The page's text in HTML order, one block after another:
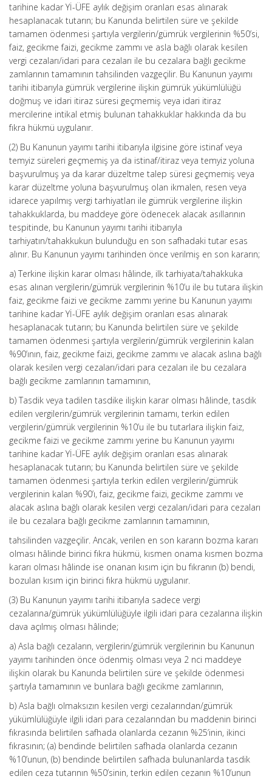
tarihine kadar Yİ-ÜFE aylık değişim oranları esas alınarak
hesaplanacak tutarın; bu Kanunda belirtilen süre ve şekilde
tamamen ödenmesi şartıyla vergilerin/gümrük vergilerinin %50’si,
faiz, gecikme faizi, gecikme zammı ve asla bağlı olarak kesilen
vergi cezaları/idari para cezaları ile bu cezalara bağlı gecikme
zamlarının tamamının tahsilinden vazgeçilir. Bu Kanunun yayımı
tarihi itibarıyla gümrük vergilerine ilişkin gümrük yükümlülüğü
doğmuş ve idari itiraz süresi geçmemiş veya idari itiraz
mercilerine intikal etmiş bulunan tahakkuklar hakkında da bu
fıkra hükmü uygulanır.
(2) Bu Kanunun yayımı tarihi itibarıyla ilgisine göre istinaf veya
temyiz süreleri geçmemiş ya da istinaf/itiraz veya temyiz yoluna
başvurulmuş ya da karar düzeltme talep süresi geçmemiş veya
karar düzeltme yoluna başvurulmuş olan ikmalen, resen veya
idarece yapılmış vergi tarhiyatları ile gümrük vergilerine ilişkin
tahakkuklarda, bu maddeye göre ödenecek alacak asıllarının
tespitinde, bu Kanunun yayımı tarihi itibarıyla
tarhiyatın/tahakkukun bulunduğu en son safhadaki tutar esas
alınır. Bu Kanunun yayımı tarihinden önce verilmiş en son kararın;
a) Terkine ilişkin karar olması hâlinde, ilk tarhiyata/tahakkuka
esas alınan vergilerin/gümrük vergilerinin %10’u ile bu tutara ilişkin
faiz, gecikme faizi ve gecikme zammı yerine bu Kanunun yayımı
tarihine kadar Yİ-ÜFE aylık değişim oranları esas alınarak
hesaplanacak tutarın; bu Kanunda belirtilen süre ve şekilde
tamamen ödenmesi şartıyla vergilerin/gümrük vergilerinin kalan
%90’ının, faiz, gecikme faizi, gecikme zammı ve alacak aslına bağlı
olarak kesilen vergi cezaları/idari para cezaları ile bu cezalara
bağlı gecikme zamlarının tamamının,
b) Tasdik veya tadilen tasdike ilişkin karar olması hâlinde, tasdik
edilen vergilerin/gümrük vergilerinin tamamı, terkin edilen
vergilerin/gümrük vergilerinin %10’u ile bu tutarlara ilişkin faiz,
gecikme faizi ve gecikme zammı yerine bu Kanunun yayımı
tarihine kadar Yİ-ÜFE aylık değişim oranları esas alınarak
hesaplanacak tutarın; bu Kanunda belirtilen süre ve şekilde
tamamen ödenmesi şartıyla terkin edilen vergilerin/gümrük
vergilerinin kalan %90’ı, faiz, gecikme faizi, gecikme zammı ve
alacak aslına bağlı olarak kesilen vergi cezaları/idari para cezaları
ile bu cezalara bağlı gecikme zamlarının tamamının,
tahsilinden vazgeçilir. Ancak, verilen en son kararın bozma kararı
olması hâlinde birinci fıkra hükmü, kısmen onama kısmen bozma
kararı olması hâlinde ise onanan kısım için bu fıkranın (b) bendi,
bozulan kısım için birinci fıkra hükmü uygulanır.
(3) Bu Kanunun yayımı tarihi itibarıyla sadece vergi
cezalarına/gümrük yükümlülüğüyle ilgili idari para cezalarına ilişkin
dava açılmış olması hâlinde;
a) Asla bağlı cezaların, vergilerin/gümrük vergilerinin bu Kanunun
yayımı tarihinden önce ödenmiş olması veya 2 nci maddeye
ilişkin olarak bu Kanunda belirtilen süre ve şekilde ödenmesi
şartıyla tamamının ve bunlara bağlı gecikme zamlarının,
b) Asla bağlı olmaksızın kesilen vergi cezalarından/gümrük
yükümlülüğüyle ilgili idari para cezalarından bu maddenin birinci
fıkrasında belirtilen safhada olanlarda cezanın %25’inin, ikinci
fıkrasının; (a) bendinde belirtilen safhada olanlarda cezanın
%10’unun, (b) bendinde belirtilen safhada bulunanlarda tasdik
edilen ceza tutarının %50’sinin, terkin edilen cezanın %10’unun